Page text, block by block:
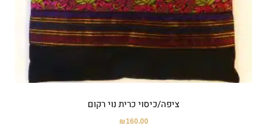
ציפה/כיסוי כרית נוי רקום
₪160.00